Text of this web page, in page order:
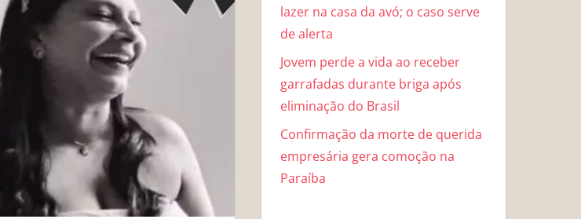
lazer na casa da avó; o caso serve
de alerta
Jovem perde a vida ao receber
garrafadas durante briga após
eliminação do Brasil
Confirmação da morte de querida
empresária gera comoção na
Paraíba